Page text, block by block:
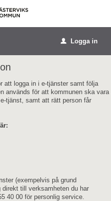
u Logga in
att logga in i e-tjänster samt följa
används för att kommunen ska vara
tjänst, samt att rätt person får
(exempelvis på grund
till verksamheten du har
40 00 för personlig service.